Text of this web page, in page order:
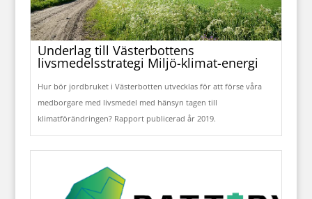
Underlag till Västerbottens
livsmedelsstrategi Miljö-klimat-energi
Hur bör jordbruket i Västerbotten utvecklas för att förse våra
medborgare med livsmedel med hänsyn tagen till
klimatförändringen? Rapport publicerad år 2019.